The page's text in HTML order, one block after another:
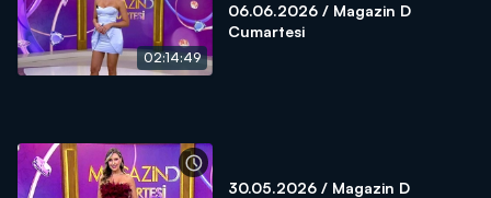
02:14:49
06.06.2026 / Magazin D
Cumartesi
30.05.2026 / Magazin D